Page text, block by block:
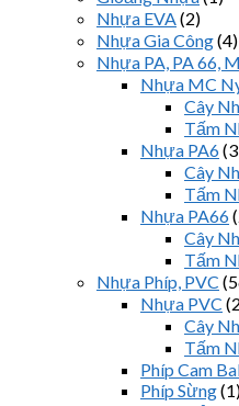
Nhựa EVA(2)
Nhựa Gia Công(4)
Nhựa PA, PA 66,
Nhựa MC
Cây
Tấm
Nhựa PA6
Cây
Tấm
Nhựa PA66
Cây
Tấm
Nhựa Phíp, PVC
Nhựa PVC
Cây
Tấm
Phíp Cam
Phíp Sừng